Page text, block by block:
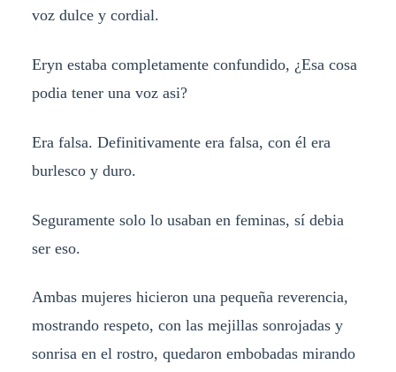
voz dulce y cordial.
Eryn estaba completamente confundido, ¿Esa cosa
podia tener una voz asi?
Era falsa. Definitivamente era falsa, con él era
burlesco y duro.
Seguramente solo lo usaban en feminas, sí debia
ser eso.
Ambas mujeres hicieron una pequeña reverencia,
mostrando respeto, con las mejillas sonrojadas y
sonrisa en el rostro, quedaron embobadas mirando